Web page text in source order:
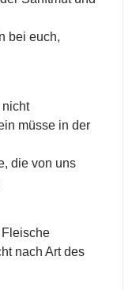
bei euch,
nicht
müsse in der
die von uns
nach Art des